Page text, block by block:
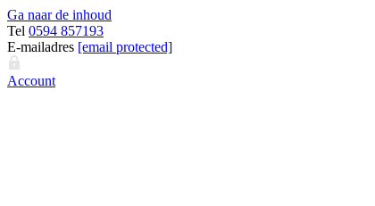
Ga naar de inhoud
Tel 0594 857193
E-mailadres [email protected]
Account